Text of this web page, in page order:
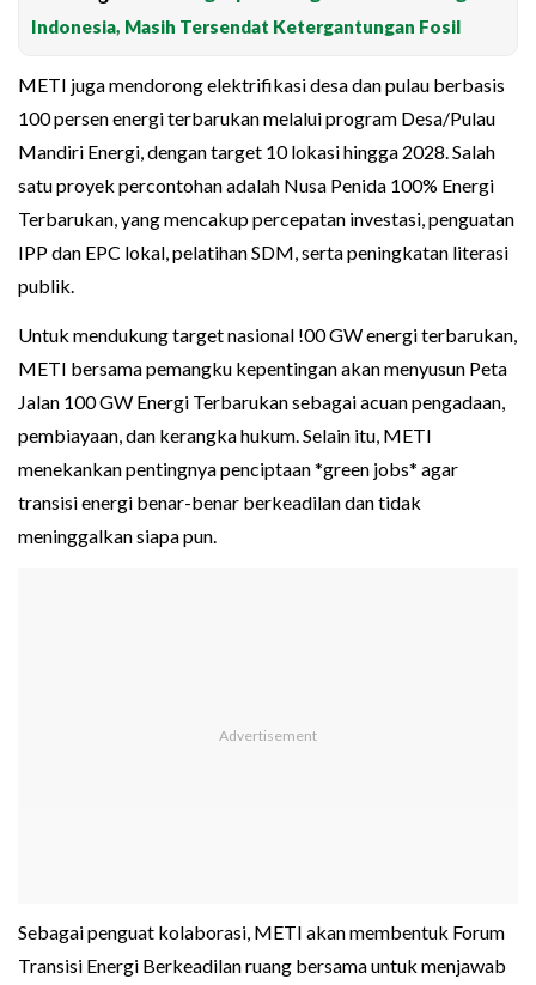
Indonesia, Masih Tersendat Ketergantungan Fosil
METI juga mendorong elektrifikasi desa dan pulau berbasis
100 persen energi terbarukan melalui program Desa/Pulau
Mandiri Energi, dengan target 10 lokasi hingga 2028. Salah
satu proyek percontohan adalah Nusa Penida 100% Energi
Terbarukan, yang mencakup percepatan investasi, penguatan
IPP dan EPC lokal, pelatihan SDM, serta peningkatan literasi
publik.
Untuk mendukung target nasional !00 GW energi terbarukan,
METI bersama pemangku kepentingan akan menyusun Peta
Jalan 100 GW Energi Terbarukan sebagai acuan pengadaan,
pembiayaan, dan kerangka hukum. Selain itu, METI
menekankan pentingnya penciptaan *green jobs* agar
transisi energi benar-benar berkeadilan dan tidak
meninggalkan siapa pun.
Sebagai penguat kolaborasi, METI akan membentuk Forum
Transisi Energi Berkeadilan ruang bersama untuk menjawab